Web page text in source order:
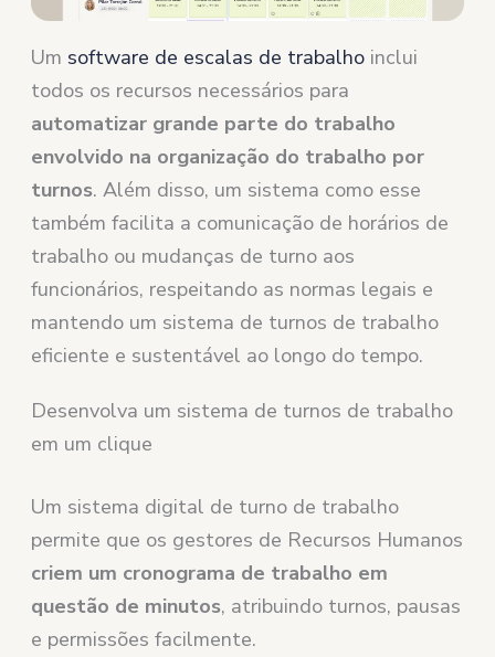
Um software de escalas de trabalho inclui
todos os recursos necessários para
automatizar grande parte do trabalho
envolvido na organização do trabalho por
turnos. Além disso, um sistema como esse
também facilita a comunicação de horários de
trabalho ou mudanças de turno aos
funcionários, respeitando as normas legais e
mantendo um sistema de turnos de trabalho
eficiente e sustentável ao longo do tempo.
Desenvolva um sistema de turnos de trabalho
em um clique
Um sistema digital de turno de trabalho
permite que os gestores de Recursos Humanos
criem um cronograma de trabalho em
questão de minutos, atribuindo turnos, pausas
e permissões facilmente.